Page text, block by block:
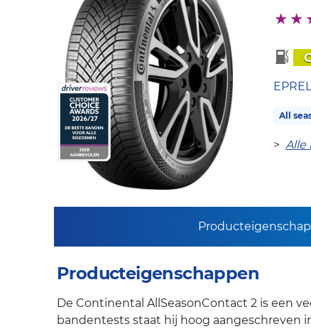
All
>Alle
Producteigenschappen
De Continental AllSeasonContact 2 is een
bandentests staat hij hoog aangeschreven